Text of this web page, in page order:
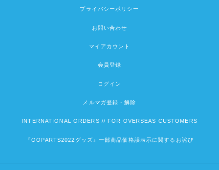
プライバシーポリシー
お問い合わせ
マイアカウント
会員登録
ログイン
メルマガ登録・解除
INTERNATIONAL ORDERS // FOR OVERSEAS CUSTOMERS
『OOPARTS2022グッズ』一部商品価格誤表示に関するお詫び